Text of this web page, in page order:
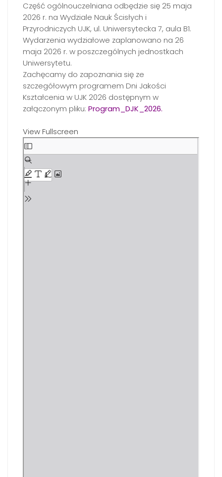
Część ogólnouczelniana odbędzie się 25 maja
2026 r. na Wydziale Nauk Ścisłych i
Przyrodniczych UJK, ul. Uniwersytecka 7, aula B1.
Wydarzenia wydziałowe zaplanowano na 26
maja 2026 r. w poszczególnych jednostkach
Uniwersytetu.
Zachęcamy do zapoznania się ze
szczegółowym programem Dni Jakości
Kształcenia w UJK 2026 dostępnym w
załączonym pliku: Program_DJK_2026.
View Fullscreen
Skip
to
PDF
content